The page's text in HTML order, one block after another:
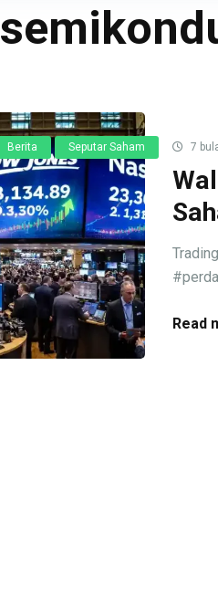
Berita Seputar Saham 7
Read